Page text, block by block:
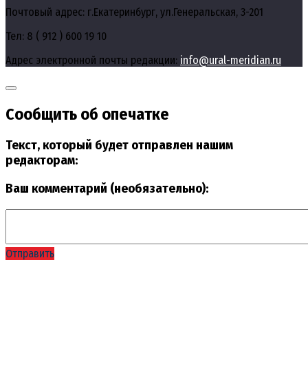
Почтовый адрес: г.Екатеринбург, ул.Генеральская, 3-201
Тел: 8 ( 912 ) 600 19 10
Адрес электронной почты редакции: info@ural-meridian.ru
Сообщить об опечатке
Текст, который будет отправлен нашим
редакторам:
Ваш комментарий (необязательно):
Отправить